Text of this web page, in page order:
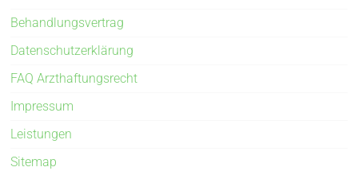
Behandlungsvertrag
Datenschutzerklärung
FAQ Arzthaftungsrecht
Impressum
Leistungen
Sitemap